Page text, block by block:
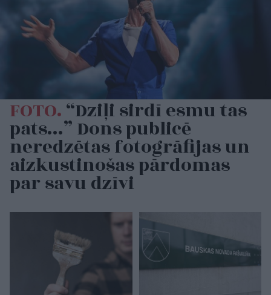
FOTO.“Dziļi sirdī esmu tas
pats…” Dons publicē
neredzētas fotogrāfijas un
aizkustinošas pārdomas
par savu dzīvi